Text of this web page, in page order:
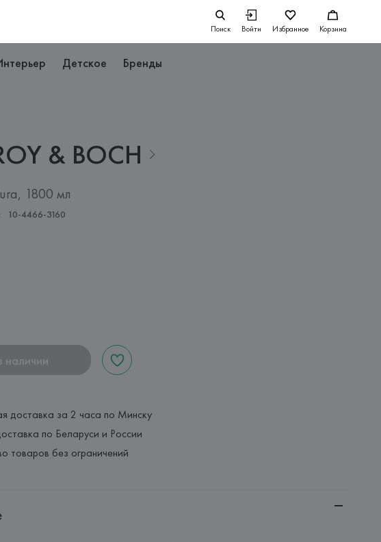
Поиск Войти Избранное Корзина
Детское Бренды
& BOCH
1800 мл
10-4466-3160
наличии
доставка за 2 часа по Минску
по Беларуси и России
товаров без ограничений